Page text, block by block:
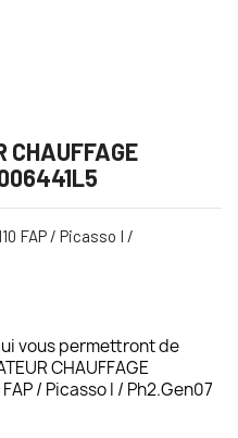
CHAUFFAGE
FAP / Picasso I /
vous permettront de
CHAUFFAGE
FAP / Picasso I / Ph2.Gen07